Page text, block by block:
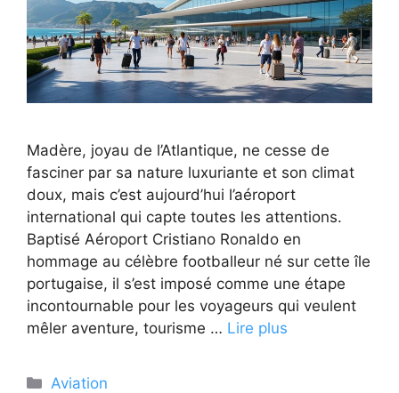
Madère, joyau de l’Atlantique, ne cesse de
fasciner par sa nature luxuriante et son climat
doux, mais c’est aujourd’hui l’aéroport
international qui capte toutes les attentions.
Baptisé Aéroport Cristiano Ronaldo en
hommage au célèbre footballeur né sur cette île
portugaise, il s’est imposé comme une étape
incontournable pour les voyageurs qui veulent
mêler aventure, tourisme … Lire plus
Catégories
Aviation